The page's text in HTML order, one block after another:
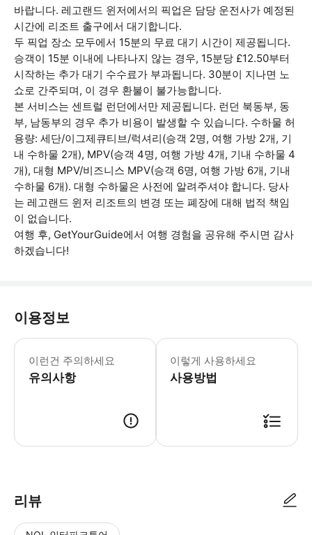
바랍니다. 레고랜드 윈저에서의 픽업은 담당 운전사가 예정된
시간에 리조트 출구에서 대기합니다.
두 픽업 장소 모두에서 15분의 무료 대기 시간이 제공됩니다.
승객이 15분 이내에 나타나지 않는 경우, 15분당 £12.50부터
시작하는 추가 대기 수수료가 부과됩니다. 30분이 지나면 노
쇼로 간주되며, 이 경우 환불이 불가능합니다.
본 서비스는 센트럴 런던에서만 제공됩니다. 런던 북동부, 동
부, 남동부의 경우 추가 비용이 발생할 수 있습니다. 수하물 허
용량: 세단/이그제큐티브/럭셔리(승객 2명, 여행 가방 2개, 기
내 수하물 2개), MPV(승객 4명, 여행 가방 4개, 기내 수하물 4
개), 대형 MPV/비즈니스 MPV(승객 6명, 여행 가방 6개, 기내
수하물 6개). 대형 수하물은 사전에 알려주셔야 합니다. 당사
는 레고랜드 윈저 리조트의 변경 또는 폐장에 대해 법적 책임
이 없습니다.
여행 후, GetYourGuide에서 여행 경험을 공유해 주시면 감사
하겠습니다!
이용정보
이런건 주의하세요
유의사항
전체 배송지 주소와 우편번호를 알려
이렇게 사용하세요
사용방법
리뷰